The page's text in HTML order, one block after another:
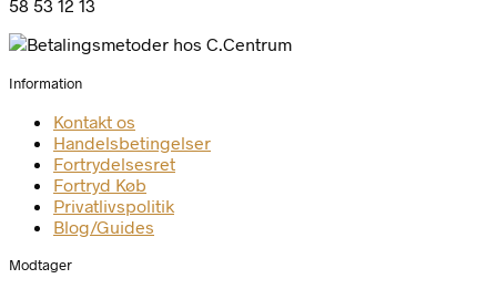
58 53 12 13
Information
Kontakt os
Handelsbetingelser
Fortrydelsesret
Fortryd Køb
Privatlivspolitik
Blog/Guides
Modtager